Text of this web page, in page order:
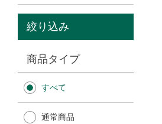
カタログギフト
Afternoon Tea TEAROOM
絞り込み
商品タイプ
すべて
通常商品